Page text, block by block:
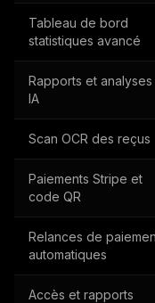
Tableau de bord
statistiques avancé
Rapports et analyses
IA
Scan OCR des reçus
Paiements Stripe et
code QR
Relances de
automatiques
Accès et rapports